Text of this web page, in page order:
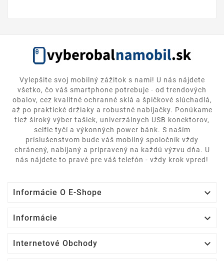
Vylepšite svoj mobilný zážitok s nami! U nás nájdete
všetko, čo váš smartphone potrebuje - od trendových
obalov, cez kvalitné ochranné sklá a špičkové slúchadlá,
až po praktické držiaky a robustné nabíjačky. Ponúkame
tiež široký výber tašiek, univerzálnych USB konektorov,
selfie tyčí a výkonných power bánk. S naším
príslušenstvom bude váš mobilný spoločník vždy
chránený, nabíjaný a pripravený na každú výzvu dňa. U
nás nájdete to pravé pre váš telefón - vždy krok vpred!
Informácie O E-Shope 
Informácie 
Internetové Obchody 